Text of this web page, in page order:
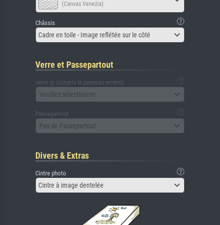
(Canvas Venezia)
Châssis
Cadre en toile - Image reflétée sur le côté
Verre et Passepartout
verre (y compris le panneau arrière)
Veuillez sélectionner
Passepartout
Pas de Passepartout
Divers & Extras
Cintre photo
Cintre à image dentelée